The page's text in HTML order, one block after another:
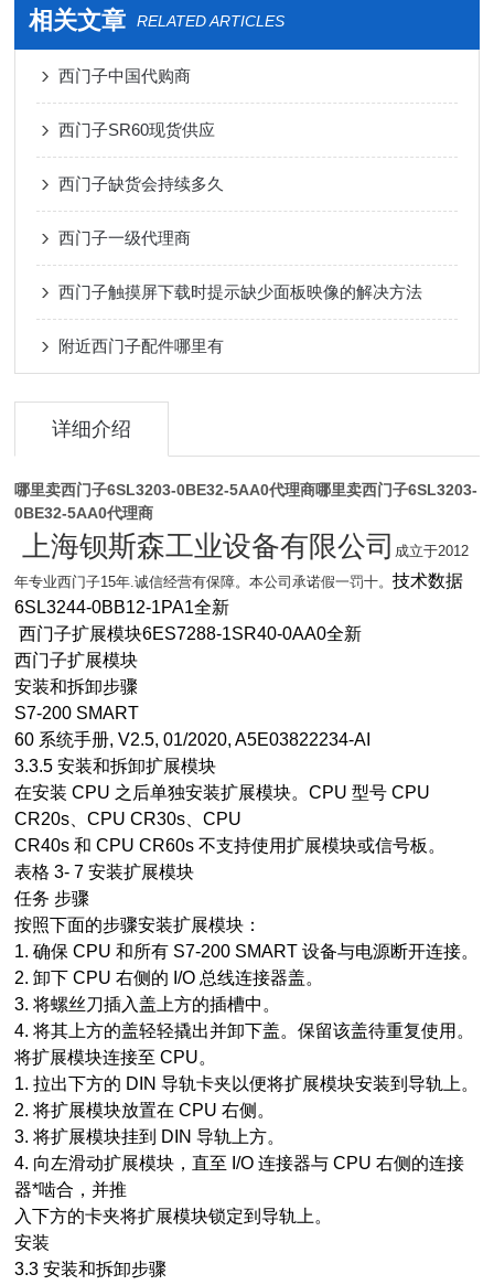
相关文章 RELATED ARTICLES
西门子中国代购商
西门子SR60现货供应
西门子缺货会持续多久
西门子一级代理商
西门子触摸屏下载时提示缺少面板映像的解决方法
附近西门子配件哪里有
详细介绍
哪里卖西门子6SL3203-0BE32-5AA0代理商哪里卖西门子6SL3203-
0BE32-5AA0代理商
上海钡斯森工业设备有限公司 成立于2012
年专业西门子15年.诚信经营有保障。本公司承诺假一罚十。技术数据
6SL3244-0BB12-1PA1全新
西门子扩展模块6ES7288-1SR40-0AA0全新
西门子扩展模块
安装和拆卸步骤
S7-200 SMART
60 系统手册, V2.5, 01/2020, A5E03822234-AI
3.3.5 安装和拆卸扩展模块
在安装 CPU 之后单独安装扩展模块。CPU 型号 CPU
CR20s、CPU CR30s、CPU
CR40s 和 CPU CR60s 不支持使用扩展模块或信号板。
表格 3- 7 安装扩展模块
任务 步骤
按照下面的步骤安装扩展模块：
1. 确保 CPU 和所有 S7-200 SMART 设备与电源断开连接。
2. 卸下 CPU 右侧的 I/O 总线连接器盖。
3. 将螺丝刀插入盖上方的插槽中。
4. 将其上方的盖轻轻撬出并卸下盖。保留该盖待重复使用。
将扩展模块连接至 CPU。
1. 拉出下方的 DIN 导轨卡夹以便将扩展模块安装到导轨上。
2. 将扩展模块放置在 CPU 右侧。
3. 将扩展模块挂到 DIN 导轨上方。
4. 向左滑动扩展模块，直至 I/O 连接器与 CPU 右侧的连接
器*啮合，并推
入下方的卡夹将扩展模块锁定到导轨上。
安装
3.3 安装和拆卸步骤